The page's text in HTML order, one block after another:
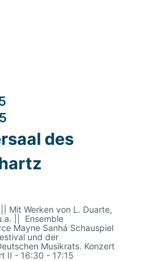
des
Mit Werken von L. Duarte,
|| Ensemble
Mayne Sanhá Schauspiel
und der
Musikrats. Konzert
II - 16:30 - 17:15